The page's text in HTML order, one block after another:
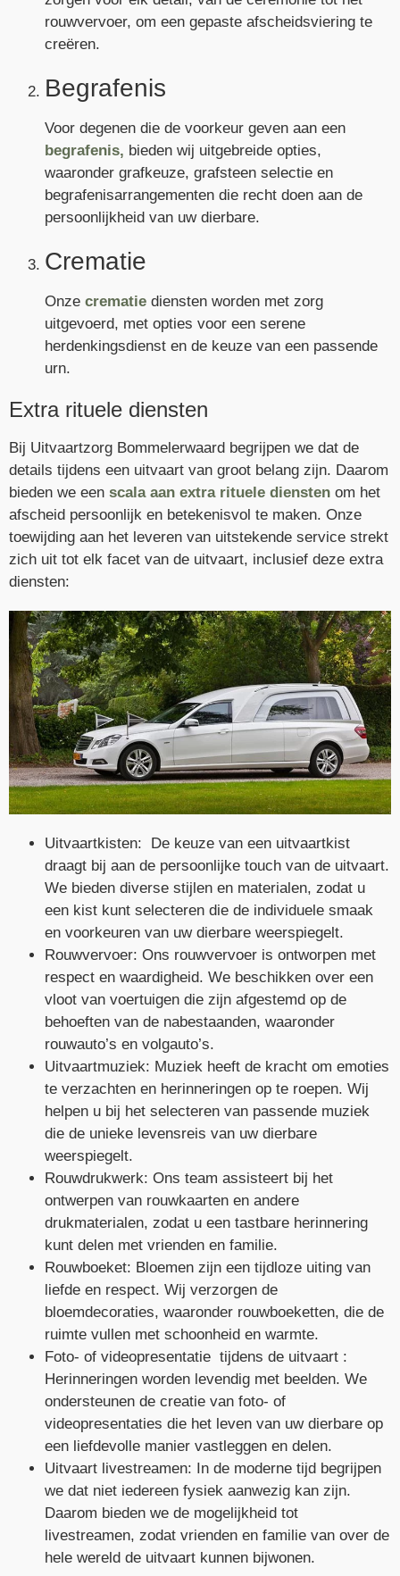
rouwvervoer, om een gepaste afscheidsviering te
creëren.
Begrafenis
Voor degenen die de voorkeur geven aan een
begrafenis, bieden wij uitgebreide opties,
waaronder grafkeuze, grafsteen selectie en
begrafenisarrangementen die recht doen aan de
persoonlijkheid van uw dierbare.
Crematie
Onze crematie diensten worden met zorg
uitgevoerd, met opties voor een serene
herdenkingsdienst en de keuze van een passende
urn.
Extra rituele diensten
Bij Uitvaartzorg Bommelerwaard begrijpen we dat de
details tijdens een uitvaart van groot belang zijn. Daarom
bieden we een scala aan extra rituele diensten om het
afscheid persoonlijk en betekenisvol te maken. Onze
toewijding aan het leveren van uitstekende service strekt
zich uit tot elk facet van de uitvaart, inclusief deze extra
diensten:
Uitvaartkisten: De keuze van een uitvaartkist
draagt bij aan de persoonlijke touch van de uitvaart.
We bieden diverse stijlen en materialen, zodat u
een kist kunt selecteren die de individuele smaak
en voorkeuren van uw dierbare weerspiegelt.
Rouwvervoer: Ons rouwvervoer is ontworpen met
respect en waardigheid. We beschikken over een
vloot van voertuigen die zijn afgestemd op de
behoeften van de nabestaanden, waaronder
rouwauto’s en volgauto’s.
Uitvaartmuziek: Muziek heeft de kracht om emoties
te verzachten en herinneringen op te roepen. Wij
helpen u bij het selecteren van passende muziek
die de unieke levensreis van uw dierbare
weerspiegelt.
Rouwdrukwerk: Ons team assisteert bij het
ontwerpen van rouwkaarten en andere
drukmaterialen, zodat u een tastbare herinnering
kunt delen met vrienden en familie.
Rouwboeket: Bloemen zijn een tijdloze uiting van
liefde en respect. Wij verzorgen de
bloemdecoraties, waaronder rouwboeketten, die de
ruimte vullen met schoonheid en warmte.
Foto- of videopresentatie tijdens de uitvaart :
Herinneringen worden levendig met beelden. We
ondersteunen de creatie van foto- of
videopresentaties die het leven van uw dierbare op
een liefdevolle manier vastleggen en delen.
Uitvaart livestreamen: In de moderne tijd begrijpen
we dat niet iedereen fysiek aanwezig kan zijn.
Daarom bieden we de mogelijkheid tot
livestreamen, zodat vrienden en familie van over de
hele wereld de uitvaart kunnen bijwonen.